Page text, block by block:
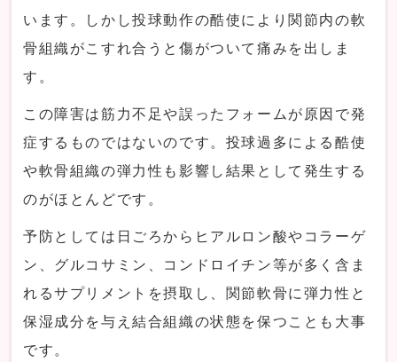
います。しかし投球動作の酷使により関節内の軟
骨組織がこすれ合うと傷がついて痛みを出しま
す。
この障害は筋力不足や誤ったフォームが原因で発
症するものではないのです。投球過多による酷使
や軟骨組織の弾力性も影響し結果として発生する
のがほとんどです。
予防としては日ごろからヒアルロン酸やコラーゲ
ン、グルコサミン、コンドロイチン等が多く含ま
れるサプリメントを摂取し、関節軟骨に弾力性と
保湿成分を与え結合組織の状態を保つことも大事
です。